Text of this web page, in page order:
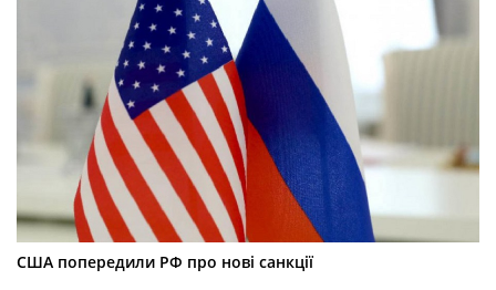
США попередили РФ про нові санкції